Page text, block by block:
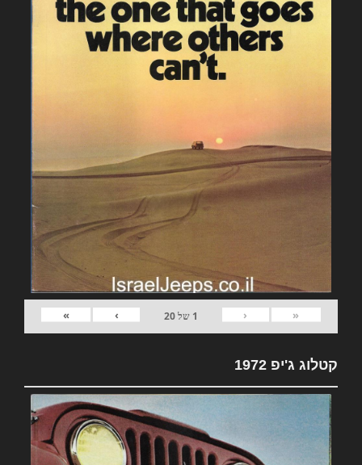
«
‹
1 של20
›
»
קטלוג ג'יפ 1972